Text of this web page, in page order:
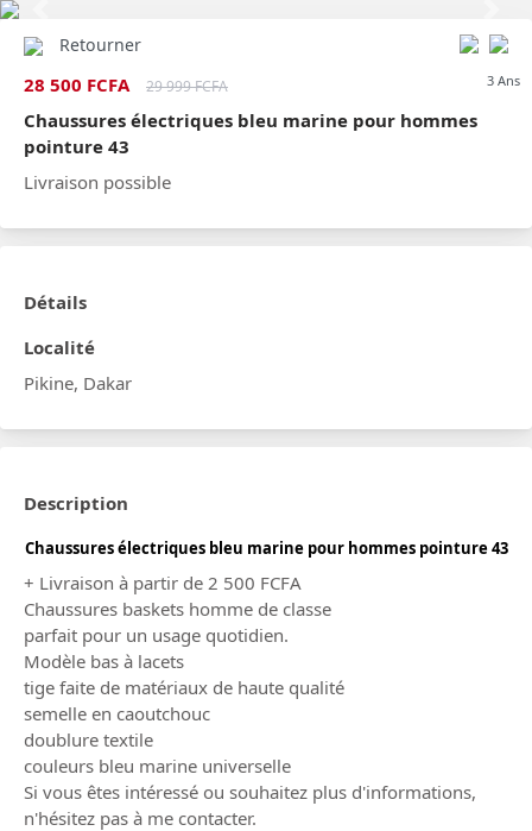
Retourner
28 500 FCFA 29 999 FCFA 3 Ans
Chaussures électriques bleu marine pour hommes
pointure 43
Livraison possible
Détails
Localité
Pikine, Dakar
Description
Chaussures électriques bleu marine pour hommes pointure 43
+ Livraison à partir de 2 500 FCFA
Chaussures baskets homme de classe
parfait pour un usage quotidien.
Modèle bas à lacets
tige faite de matériaux de haute qualité
semelle en caoutchouc
doublure textile
couleurs bleu marine universelle
Si vous êtes intéressé ou souhaitez plus d'informations,
n'hésitez pas à me contacter.